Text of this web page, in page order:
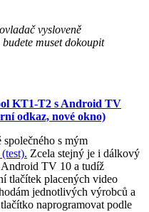
vysloveně
muset dokoupit
KT1-T2 s Android TV
odkaz, nové okno)
s mým
Zcela stejný je i dálkový
Android TV 10 a tudíž
tlačítek placených video
jednotlivých výrobců a
naprogramovat podle